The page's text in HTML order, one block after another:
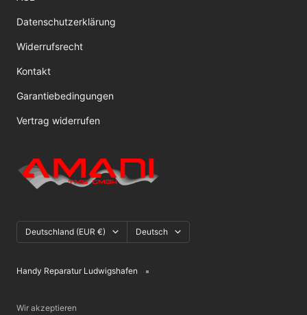
Datenschutzerklärung
Widerrufsrecht
Kontakt
Garantiebedingungen
Vertrag widerrufen
Land/Region
Deutschland (EUR €) Sprache
Deutsch
Handy Reparatur Ludwigshafen
Wir akzeptieren